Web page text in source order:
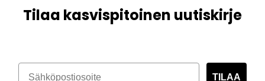
Tilaa kasvispitoinen uutiskirje
TILAA